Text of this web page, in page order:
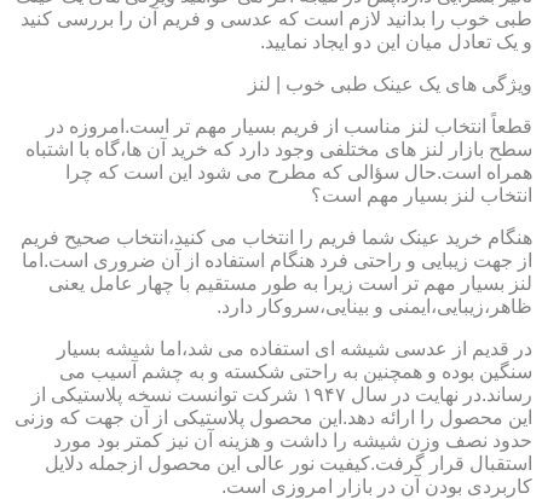
طبی خوب را بدانید لازم است که عدسی و فریم آن را بررسی کنید
و یک تعادل میان این دو ایجاد نمایید.
ویژگی های یک عینک طبی خوب | لنز
قطعاً انتخاب لنز مناسب از فریم بسیار مهم تر است.امروزه در
سطح بازار لنز های مختلفی وجود دارد که خرید آن ها،گاه با اشتباه
همراه است.حال سؤالی که مطرح می شود این است که چرا
انتخاب لنز بسیار مهم است؟
هنگام خرید عینک شما فریم را انتخاب می کنید،انتخاب صحیح فریم
از جهت زیبایی و راحتی فرد هنگام استفاده از آن ضروری است.اما
لنز بسیار مهم تر است زیرا به طور مستقیم با چهار عامل یعنی
ظاهر،زیبایی،ایمنی و بینایی،سروکار دارد.
در قدیم از عدسی شیشه ای استفاده می شد،اما شیشه بسیار
سنگین بوده و همچنین به راحتی شکسته و به چشم آسیب می
رساند.در نهایت در سال ۱۹۴۷ شرکت توانست نسخه پلاستیکی از
این محصول را ارائه دهد.این محصول پلاستیکی از آن جهت که وزنی
حدود نصف وزن شیشه را داشت و هزینه آن نیز کمتر بود مورد
استقبال قرار گرفت.کیفیت نور عالی این محصول ازجمله دلایل
کاربردی بودن آن در بازار امروزی است.